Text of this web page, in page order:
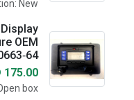
New
Display
OEM
175.00
box